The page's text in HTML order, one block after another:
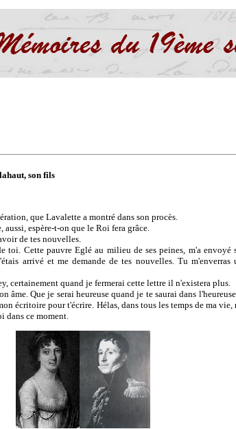
son fils
que Lavalette a montré dans son procès.
espère-t-on que le Roi fera grâce.
de tes nouvelles.
toi. Cette pauvre Eglé au milieu de ses peines, m'a envoyé
arrivé et me demande de tes nouvelles. Tu
certainement quand je fermerai cette lettre il n'existera plus.
âme. Que je serai heureuse quand je te saurai dans
écritoire pour t'écrire. Hélas, dans tous les temps de ma vie,
dans ce moment.